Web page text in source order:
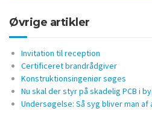
Øvrige artikler
Invitation til reception
Certificeret brandrådgiver
Konstruktionsingeniør søges
Nu skal der styr på skadelig PCB i
Undersøgelse: Så syg bliver man af